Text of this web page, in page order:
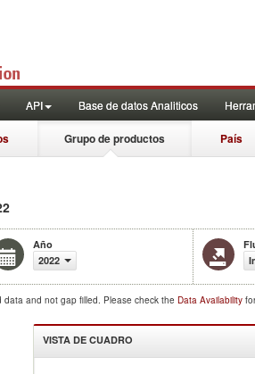
API Base de datos Analiticos
Grupo de productos País
Año
2022
and not gap filled. Please check the Data Availability
VISTA DE CUADRO